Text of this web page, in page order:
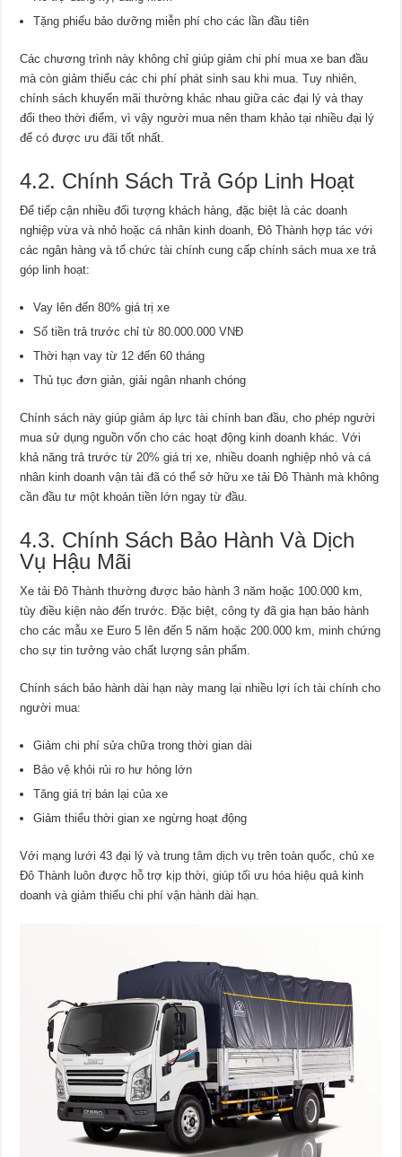
Tặng phiếu bảo dưỡng miễn phí cho các lần đầu tiên
Các chương trình này không chỉ giúp giảm chi phí mua xe ban đầu
mà còn giảm thiểu các chi phí phát sinh sau khi mua. Tuy nhiên,
chính sách khuyến mãi thường khác nhau giữa các đại lý và thay
đổi theo thời điểm, vì vậy người mua nên tham khảo tại nhiều đại lý
để có được ưu đãi tốt nhất.
4.2. Chính Sách Trả Góp Linh Hoạt
Để tiếp cận nhiều đối tượng khách hàng, đặc biệt là các doanh
nghiệp vừa và nhỏ hoặc cá nhân kinh doanh, Đô Thành hợp tác với
các ngân hàng và tổ chức tài chính cung cấp chính sách mua xe trả
góp linh hoạt:
Vay lên đến 80% giá trị xe
Số tiền trả trước chỉ từ 80.000.000 VNĐ
Thời hạn vay từ 12 đến 60 tháng
Thủ tục đơn giản, giải ngân nhanh chóng
Chính sách này giúp giảm áp lực tài chính ban đầu, cho phép người
mua sử dụng nguồn vốn cho các hoạt động kinh doanh khác. Với
khả năng trả trước từ 20% giá trị xe, nhiều doanh nghiệp nhỏ và cá
nhân kinh doanh vận tải đã có thể sở hữu xe tải Đô Thành mà không
cần đầu tư một khoản tiền lớn ngay từ đầu.
4.3. Chính Sách Bảo Hành Và Dịch
Vụ Hậu Mãi
Xe tải Đô Thành thường được bảo hành 3 năm hoặc 100.000 km,
tùy điều kiện nào đến trước. Đặc biệt, công ty đã gia hạn bảo hành
cho các mẫu xe Euro 5 lên đến 5 năm hoặc 200.000 km, minh chứng
cho sự tin tưởng vào chất lượng sản phẩm.
Chính sách bảo hành dài hạn này mang lại nhiều lợi ích tài chính cho
người mua:
Giảm chi phí sửa chữa trong thời gian dài
Bảo vệ khỏi rủi ro hư hỏng lớn
Tăng giá trị bán lại của xe
Giảm thiểu thời gian xe ngừng hoạt động
Với mạng lưới 43 đại lý và trung tâm dịch vụ trên toàn quốc, chủ xe
Đô Thành luôn được hỗ trợ kịp thời, giúp tối ưu hóa hiệu quả kinh
doanh và giảm thiểu chi phí vận hành dài hạn.